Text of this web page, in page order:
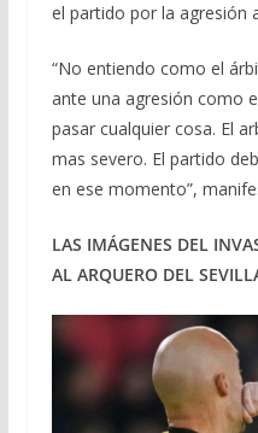
el partido por la agresión
“No entiendo como el
ante una agresión como
pasar cualquier cosa. El
mas severo. El partido
en ese momento”,
LAS IMÁGENES DEL
AL ARQUERO DEL